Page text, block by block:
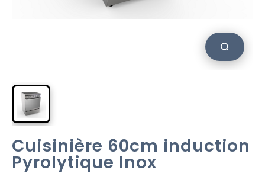
Cuisinière 60cm induction
Pyrolytique Inox